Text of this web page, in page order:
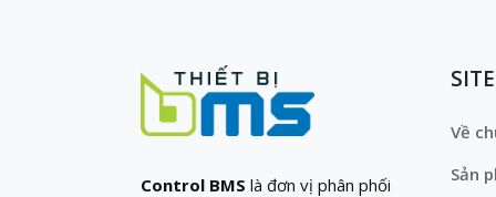
Control BMS là đơn vị phân phối
Về
Sản